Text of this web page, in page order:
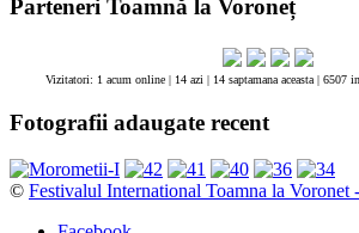
Parteneri Toamnă la Voroneț
Vizitatori: 1 acum online | 14 azi | 14 saptamana aceasta | 6507
Fotografii adaugate recent
© Festivalul International Toamna la Voronet